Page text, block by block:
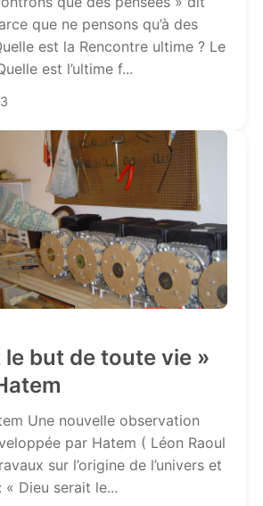
que ne pensons qu’à des
est la Rencontre ultime ? Le
est l’ultime f...
le but de toute vie »
Une nouvelle observation
par Hatem ( Léon Raoul
sur l’origine de l’univers et
« Dieu serait le...